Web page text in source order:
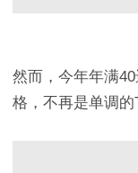
然而，今年年满
格，不再是单调的